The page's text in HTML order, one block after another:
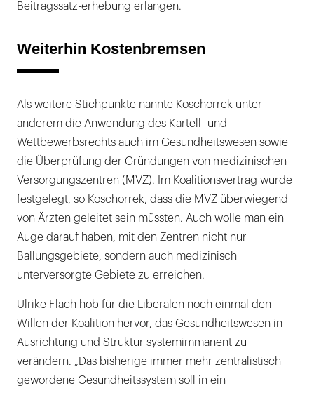
Beitragssatz-erhebung erlangen.
Weiterhin Kostenbremsen
Als weitere Stichpunkte nannte Koschorrek unter
anderem die Anwendung des Kartell- und
Wettbewerbsrechts auch im Gesundheitswesen sowie
die Überprüfung der Gründungen von medizinischen
Versorgungszentren (MVZ). Im Koalitionsvertrag wurde
festgelegt, so Koschorrek, dass die MVZ überwiegend
von Ärzten geleitet sein müssten. Auch wolle man ein
Auge darauf haben, mit den Zentren nicht nur
Ballungsgebiete, sondern auch medizinisch
unterversorgte Gebiete zu erreichen.
Ulrike Flach hob für die Liberalen noch einmal den
Willen der Koalition hervor, das Gesundheitswesen in
Ausrichtung und Struktur systemimmanent zu
verändern. „Das bisherige immer mehr zentralistisch
gewordene Gesundheitssystem soll in ein